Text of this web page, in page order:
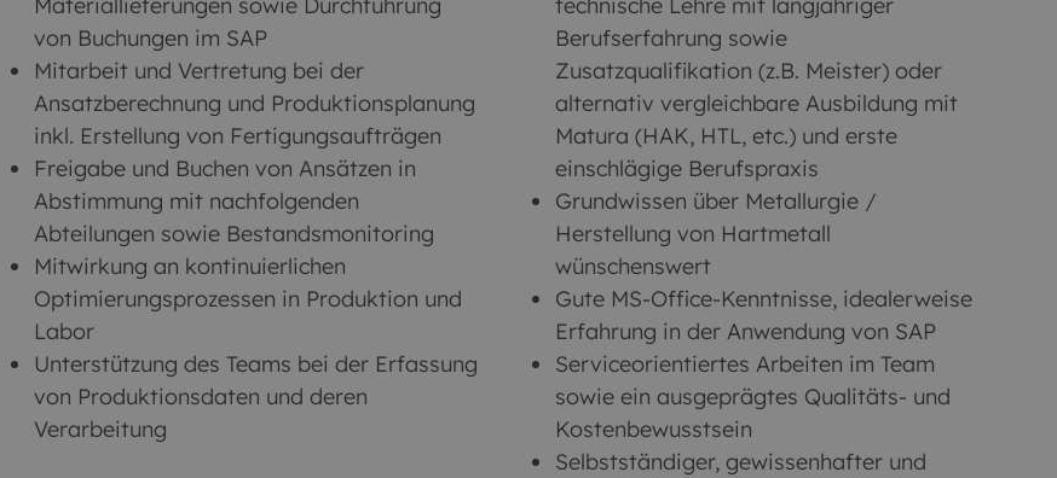
Materiallieferungen sowie Durchführung
von Buchungen im SAP
Mitarbeit und Vertretung bei der
Ansatzberechnung und Produktionsplanung
inkl. Erstellung von Fertigungsaufträgen
Freigabe und Buchen von Ansätzen in
Abstimmung mit nachfolgenden
Abteilungen sowie Bestandsmonitoring
Mitwirkung an kontinuierlichen
Optimierungsprozessen in Produktion und
Labor
Unterstützung des Teams bei der Erfassung
von Produktionsdaten und deren
Verarbeitung
technische Lehre mit langjähriger
Berufserfahrung sowie
Zusatzqualifikation (z.B. Meister) oder
alternativ vergleichbare Ausbildung mit
Matura (HAK, HTL, etc.) und erste
einschlägige Berufspraxis
Grundwissen über Metallurgie /
Herstellung von Hartmetall
wünschenswert
Gute MS-Office-Kenntnisse, idealerweise
Erfahrung in der Anwendung von SAP
Serviceorientiertes Arbeiten im Team
sowie ein ausgeprägtes Qualitäts- und
Kostenbewusstsein
Selbstständiger, gewissenhafter und